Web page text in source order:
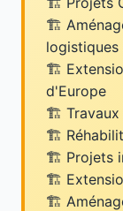
logistiques
d'Europe
Projets